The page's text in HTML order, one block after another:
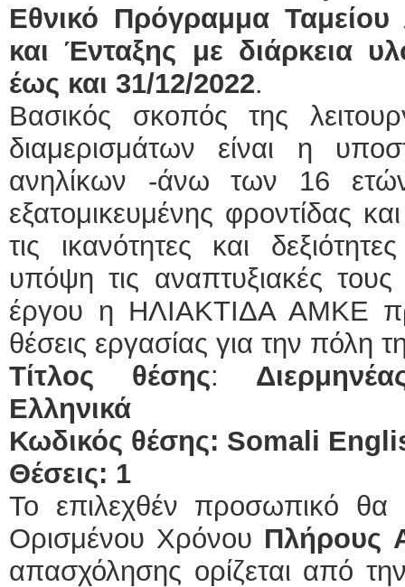
Εθνικό Πρόγραμμα
και Ένταξης με διάρκεια
έως και 31/12/2022.
Βασικός σκοπός της
διαμερισμάτων είναι η
ανηλίκων -άνω των 16
εξατομικευμένης φροντίδας
τις ικανότητες και
υπόψη τις αναπτυξιακές
έργου η ΗΛΙΑΚΤΙΔΑ ΑΜΚΕ
θέσεις εργασίας για την πόλη
Τίτλος θέσης:
Ελληνικά
Κωδικός θέσης: Somali
Θέσεις: 1
Το επιλεχθέν προσωπικό
Ορισμένου Χρόνου Πλήρους
απασχόλησης ορίζεται από